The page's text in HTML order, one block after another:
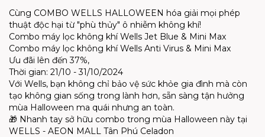
Cùng COMBO WELLS HALLOWEEN hóa giải mọi phép
thuật độc hại từ "phù thủy" ô nhiễm không khí!
Combo máy lọc không khí Wells Jet Blue & Mini Max
Combo máy lọc không khí Wells Anti Virus & Mini Max
Ưu đãi lên đến 37%,
Thời gian: 21/10 - 31/10/2024
Với Wells, bạn không chỉ bảo vệ sức khỏe gia đình mà còn
tạo không gian sống trong lành hơn, sẵn sàng tận hưởng
mùa Halloween ma quái nhưng an toàn.
🎁 Nhanh tay sở hữu combo trong mùa Halloween này tại
WELLS - AEON MALL Tân Phú Celadon